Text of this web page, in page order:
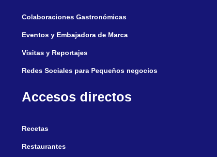
Colaboraciones Gastronómicas
Eventos y Embajadora de Marca
Visitas y Reportajes
Redes Sociales para Pequeños negocios
Accesos directos
Recetas
Restaurantes